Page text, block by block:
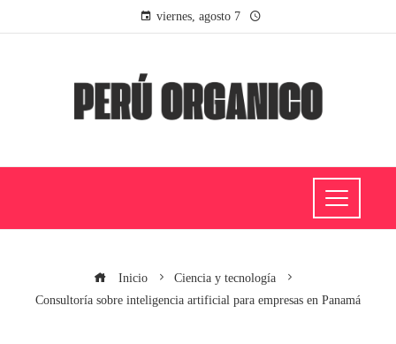
viernes, agosto 7
Inicio
Ciencia y tecnología
Consultoría sobre inteligencia artificial para empresas en Panamá